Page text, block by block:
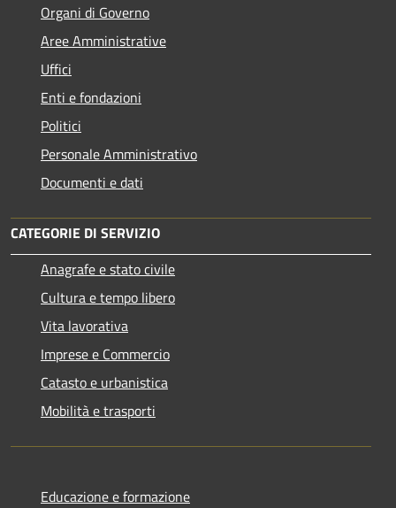
Organi di Governo
Aree Amministrative
Uffici
Enti e fondazioni
Politici
Personale Amministrativo
Documenti e dati
CATEGORIE DI SERVIZIO
Anagrafe e stato civile
Cultura e tempo libero
Vita lavorativa
Imprese e Commercio
Catasto e urbanistica
Mobilità e trasporti
Educazione e formazione